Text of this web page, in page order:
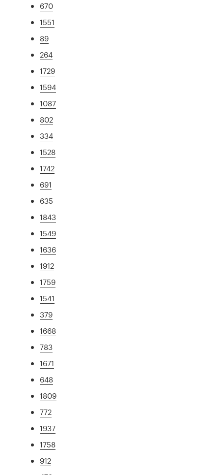
670
1551
89
264
1729
1594
1087
802
334
1528
1742
691
635
1843
1549
1636
1912
1759
1541
379
1668
783
1671
648
1809
772
1937
1758
912